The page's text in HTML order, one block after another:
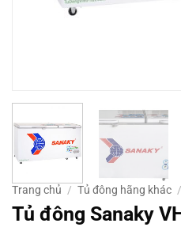
Trang chủ / Tủ đông hãng khác /
Tủ đông Sanaky